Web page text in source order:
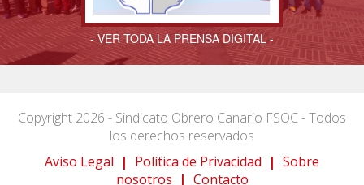
- VER TODA LA PRENSA DIGITAL -
Copyright 2026 - Sindicato Obrero Canario FSOC - Todos
los derechos reservados
Aviso Legal | Política de Privacidad | Sobre
nosotros | Contacto